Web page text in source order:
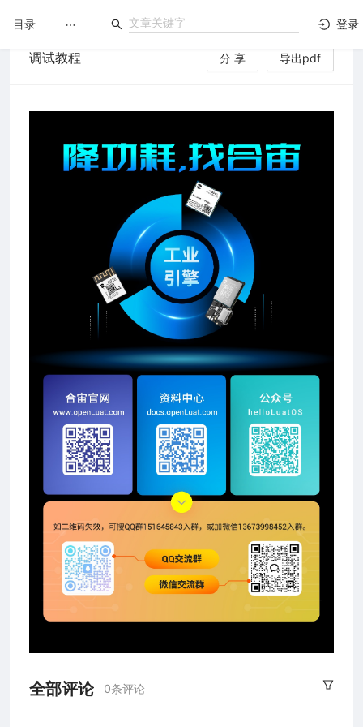
登录
目录
调试教程 分 享 导出pdf
全部评论 0条评论